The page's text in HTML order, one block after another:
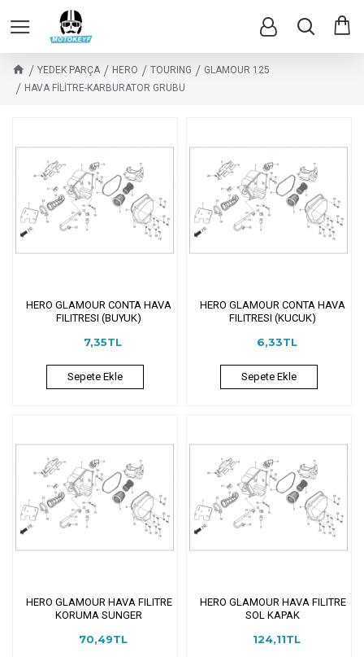
YEDEK PARÇA HERO TOURING
GLAMOUR 125
HAVA FİLİTRE-KARBURATOR GRUBU
HERO GLAMOUR CONTA HAVA
FILITRESI (BUYUK)
7,35TL
Sepete Ekle
HERO GLAMOUR CONTA HAVA
FILITRESI (KUCUK)
6,33TL
Sepete Ekle
HERO GLAMOUR HAVA FILITRE
KORUMA SUNGER
70,49TL
HERO GLAMOUR HAVA FILITRE
SOL KAPAK
124,11TL